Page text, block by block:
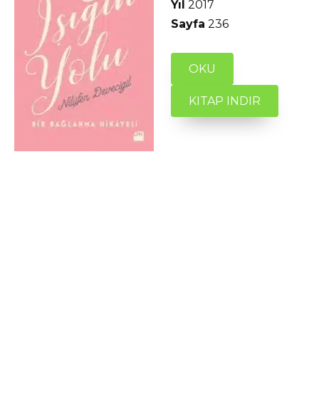
Yıl 2017
Sayfa 236
OKU
KITAP INDIR